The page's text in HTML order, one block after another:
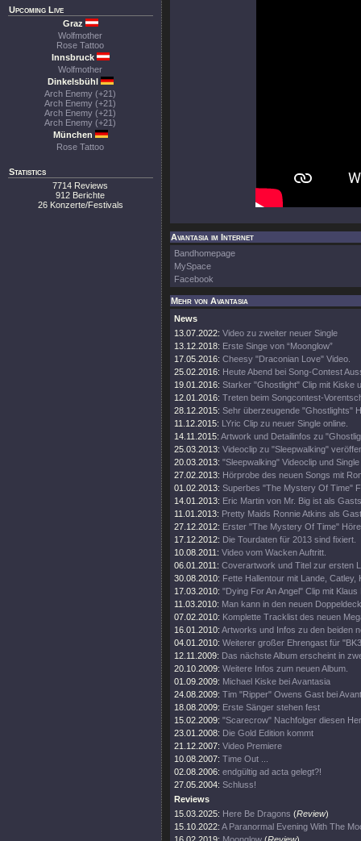
Upcoming Live
Graz
Wolfmother
Rose Tattoo
Innsbruck
Wolfmother
Dinkelsbühl
Arch Enemy (+21)
Arch Enemy (+21)
Arch Enemy (+21)
Arch Enemy (+21)
München
Rose Tattoo
Statistics
7714 Reviews
912 Berichte
26 Konzerte/Festivals
Avantasia im Internet
Bandhomepage
MySpace
Facebook
Mehr von Avantasia
News
13.07.2022: Video zu zweiter neuer Single
13.12.2018: Erste Singe von “Moonglow”
17.05.2016: Cheesy "Draconian Love" Video.
25.02.2016: Heute Abend bei Song-Contest
19.01.2016: Starker "Ghostlight" Clip mit Kiske
12.01.2016: Treten beim Songcontest-
28.12.2015: Sehr überzeugende "Ghostlights"
11.12.2015: LYric Clip zu neuer Single online.
14.11.2015: Artwork und Detailinfos zu
25.03.2013: Videoclip zu "Sleepwalking"
20.03.2013: "Sleepwalking" Videoclip und Single
27.02.2013: Hörprobe des neuen Songs mit
01.02.2013: Superbes "The Mystery Of Time"
14.01.2013: Eric Martin von Mr. Big ist als
11.01.2013: Pretty Maids Ronnie Atkins als
27.12.2012: Erster "The Mystery Of Time"
17.12.2012: Die Tourdaten für 2013 sind fixiert.
10.08.2011: Video vom Wacken Auftritt.
06.01.2011: Coverartwork und Titel zur ersten
30.08.2010: Fette Hallentour mit Lande, Catley,
17.03.2010: "Dying For An Angel" Clip mit Klaus
11.03.2010: Man kann in den neuen
07.02.2010: Komplette Tracklist des neuen
16.01.2010: Artworks und Infos zu den beiden
04.01.2010: Weiterer großer Ehrengast für
12.11.2009: Das nächste Album erscheint in
20.10.2009: Weitere Infos zum neuen Album.
01.09.2009: Michael Kiske bei Avantasia
24.08.2009: Tim "Ripper" Owens Gast bei
18.08.2009: Erste Sänger stehen fest
15.02.2009: "Scarecrow" Nachfolger diesen
23.01.2008: Die Gold Edition kommt
21.12.2007: Video Premiere
10.08.2007: Time Out ...
02.08.2006: endgültig ad acta gelegt?!
27.05.2004: Schluss!
Reviews
15.03.2025: Here Be Dragons (Review)
15.10.2022: A Paranormal Evening With The